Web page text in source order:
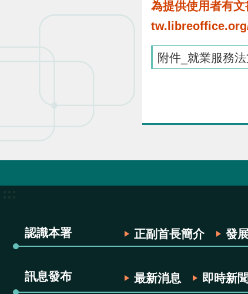
為提供使用者有
附件_就業服務
認識本署 正副首長簡介 發
訊息發布 最新消息 即時新